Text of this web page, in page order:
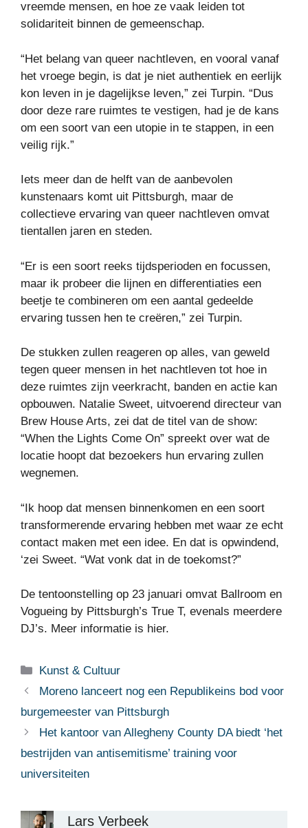
vreemde mensen, en hoe ze vaak leiden tot
solidariteit binnen de gemeenschap.
“Het belang van queer nachtleven, en vooral vanaf
het vroege begin, is dat je niet authentiek en eerlijk
kon leven in je dagelijkse leven,” zei Turpin. “Dus
door deze rare ruimtes te vestigen, had je de kans
om een ​​soort van een utopie in te stappen, in een
veilig rijk.”
Iets meer dan de helft van de aanbevolen
kunstenaars komt uit Pittsburgh, maar de
collectieve ervaring van queer nachtleven omvat
tientallen jaren en steden.
“Er is een soort reeks tijdsperioden en focussen,
maar ik probeer die lijnen en differentiaties een
beetje te combineren om een ​​aantal gedeelde
ervaring tussen hen te creëren,” zei Turpin.
De stukken zullen reageren op alles, van geweld
tegen queer mensen in het nachtleven tot hoe in
deze ruimtes zijn veerkracht, banden en actie kan
opbouwen. Natalie Sweet, uitvoerend directeur van
Brew House Arts, zei dat de titel van de show:
“When the Lights Come On” spreekt over wat de
locatie hoopt dat bezoekers hun ervaring zullen
wegnemen.
“Ik hoop dat mensen binnenkomen en een soort
transformerende ervaring hebben met waar ze echt
contact maken met een idee. En dat is opwindend,
‘zei Sweet. “Wat vonk dat in de toekomst?”
De tentoonstelling op 23 januari omvat Ballroom en
Vogueing by Pittsburgh’s True T, evenals meerdere
DJ’s. Meer informatie is hier.
Categorieën
Kunst & Cultuur
Moreno lanceert nog een Republikeins bod voor
burgemeester van Pittsburgh
Het kantoor van Allegheny County DA biedt ‘het
bestrijden van antisemitisme’ training voor
universiteiten
Lars Verbeek